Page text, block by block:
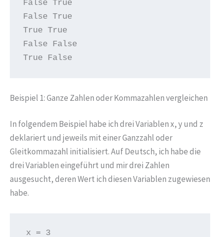
False True
False True
True True
False False
True False
Beispiel 1: Ganze Zahlen oder Kommazahlen vergleichen
In folgendem Beispiel habe ich drei Variablen x, y und z
deklariert und jeweils mit einer Ganzzahl oder
Gleitkommazahl initialisiert. Auf Deutsch, ich habe die
drei Variablen eingeführt und mir drei Zahlen
ausgesucht, deren Wert ich diesen Variablen zugewiesen
habe.
x = 3